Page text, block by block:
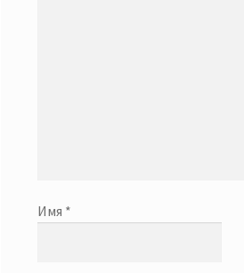
Имя *